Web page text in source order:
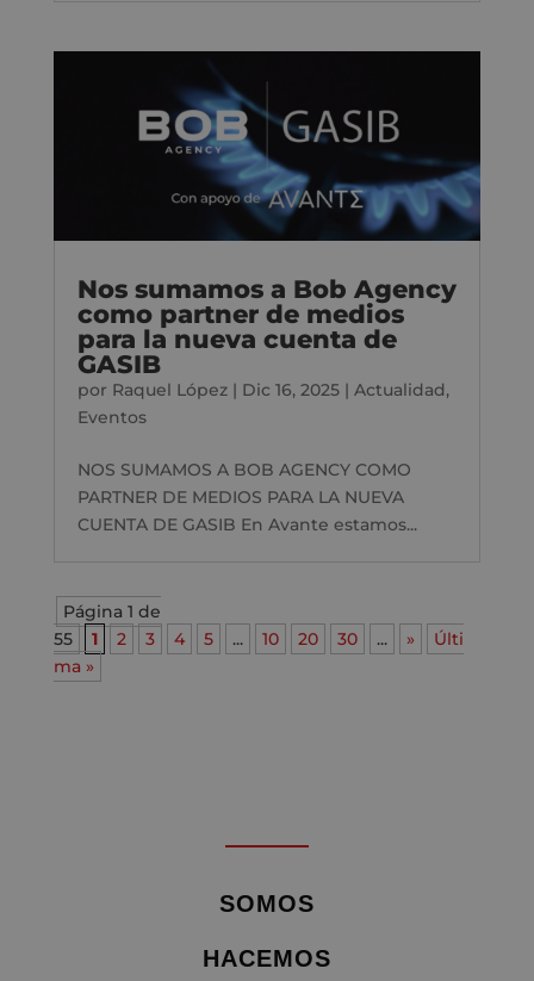
Nos sumamos a Bob Agency
como partner de medios
para la nueva cuenta de
GASIB
por Raquel López| Dic 16, 2025| Actualidad,
Eventos
NOS SUMAMOS A BOB AGENCY COMO
PARTNER DE MEDIOS PARA LA NUEVA
CUENTA DE GASIB En Avante estamos...
Página 1 de
55
1 2 3 4 5 ... 10 20 30 ... »
Últi
ma »
SOMOS
HACEMOS